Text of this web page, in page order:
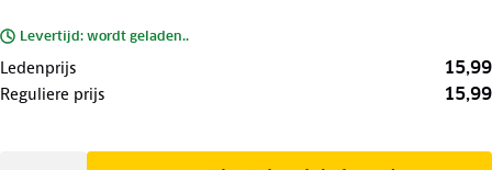
Levertijd: wordt geladen..
Ledenprijs 15,99
Reguliere prijs 15,99